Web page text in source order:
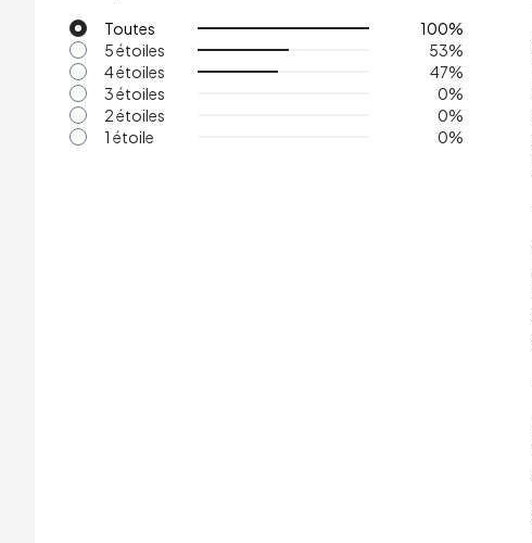
Toutes
100%
5 étoiles
53%
4 étoiles
47%
3 étoiles
0%
2 étoiles
0%
1 étoile
0%